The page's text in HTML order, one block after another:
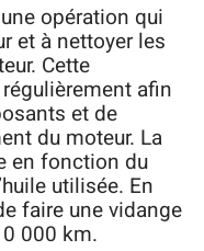
opération qui
et à nettoyer les
Cette
afin
et de
du moteur. La
en fonction du
utilisée. En
faire une vidange
000 km.